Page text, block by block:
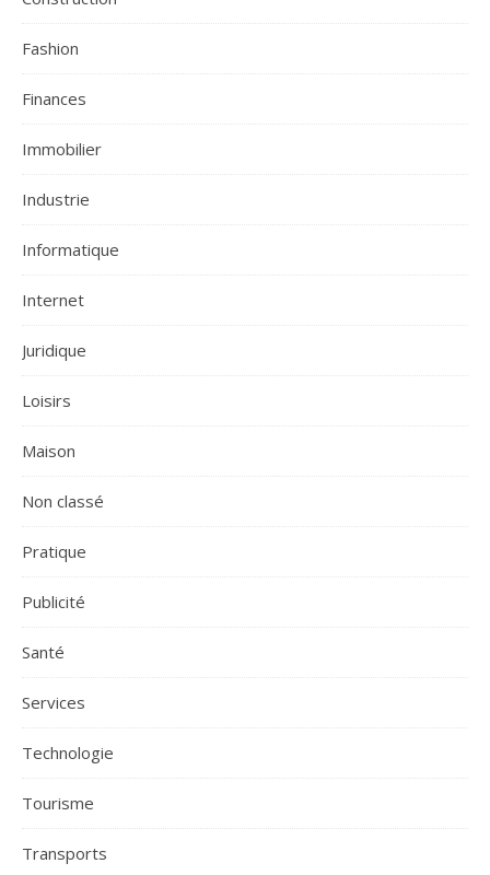
Fashion
Finances
Immobilier
Industrie
Informatique
Internet
Juridique
Loisirs
Maison
Non classé
Pratique
Publicité
Santé
Services
Technologie
Tourisme
Transports